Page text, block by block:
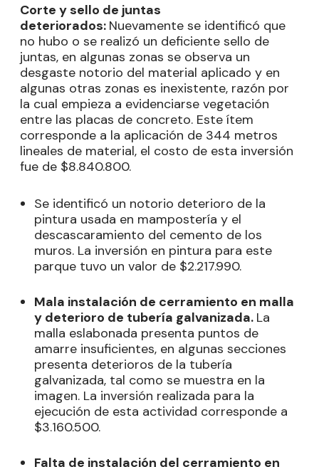
Corte y sello de juntas
deteriorados: Nuevamente se identificó que
no hubo o se realizó un deficiente sello de
juntas, en algunas zonas se observa un
desgaste notorio del material aplicado y en
algunas otras zonas es inexistente, razón por
la cual empieza a evidenciarse vegetación
entre las placas de concreto. Este ítem
corresponde a la aplicación de 344 metros
lineales de material, el costo de esta inversión
fue de $8.840.800.
Se identificó un notorio deterioro de la
pintura usada en mampostería y el
descascaramiento del cemento de los
muros. La inversión en pintura para este
parque tuvo un valor de $2.217.990.
Mala instalación de cerramiento en malla
y deterioro de tubería galvanizada. La
malla eslabonada presenta puntos de
amarre insuficientes, en algunas secciones
presenta deterioros de la tubería
galvanizada, tal como se muestra en la
imagen. La inversión realizada para la
ejecución de esta actividad corresponde a
$3.160.500.
Falta de instalación del cerramiento en